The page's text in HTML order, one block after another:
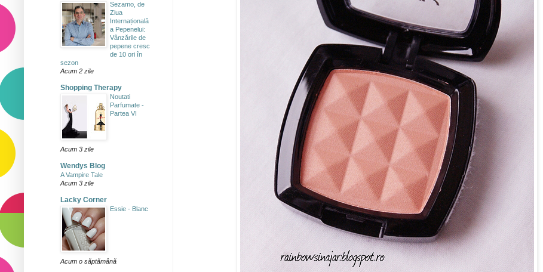
Sezamo, de
Ziua
Internațională
a Pepenelui:
Vânzările de
pepene cresc
de 10 ori în
sezon
Acum 2 zile
Shopping Therapy
Noutati
Parfumate -
Partea VI
Acum 3 zile
Wendys Blog
A Vampire Tale
Acum 3 zile
Lacky Corner
Essie - Blanc
Acum o săptămână